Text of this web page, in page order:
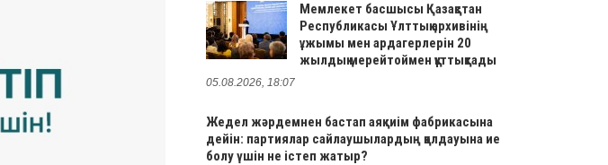
Мемлекет басшысы Қазақстан
Республикасы Ұлттық архивінің
ұжымы мен ардагерлерін 20
жылдық мерейтоймен құттықтады
05.08.2026, 18:07
Жедел жәрдемнен бастап аяқкиім фабрикасына
дейін: партиялар сайлаушылардың қолдауына ие
болу үшін не істеп жатыр?